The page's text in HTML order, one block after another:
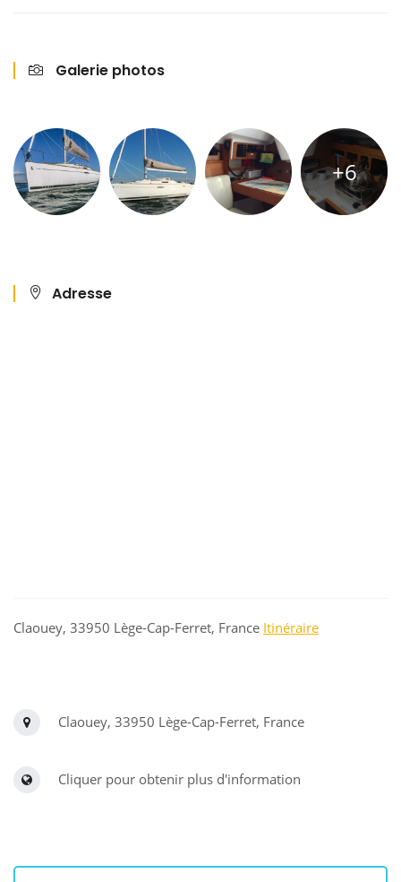
Galerie photos
+6
Adresse
Claouey, 33950 Lège-Cap-Ferret, France Itinéraire
Claouey, 33950 Lège-Cap-Ferret, France
Cliquer pour obtenir plus d'information